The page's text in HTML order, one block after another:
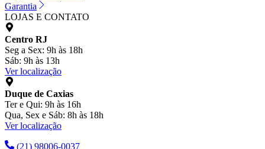
Garantia
LOJAS E CONTATO
Centro RJ
Seg a Sex: 9h às 18h
Sáb: 9h às 13h
Ver localização
Duque de Caxias
Ter e Qui: 9h às 16h
Qua, Sex e Sáb: 8h às 18h
Ver localização
(21) 98006-0037